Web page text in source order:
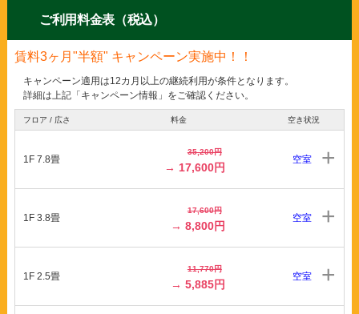
ご利用料金表（税込）
賃料3ヶ月"半額" キャンペーン実施中！！
キャンペーン適用は12カ月以上の継続利用が条件となります。
詳細は上記「キャンペーン情報」をご確認ください。
フロア / 広さ 料金 空き状況
1F 7.8畳
35,200円
→ 17,600円
空室
1F 3.8畳
17,600円
→ 8,800円
空室
1F 2.5畳
11,770円
→ 5,885円
空室
2026年06月01日
スペースプラス大月駒橋 オープン
新着情報一覧